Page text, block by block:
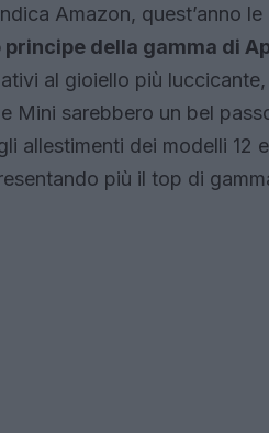
Amazon, quest’anno
della gamma di
al gioiello più
Mini sarebbero un bel
allestimenti dei modelli 12
più il top di